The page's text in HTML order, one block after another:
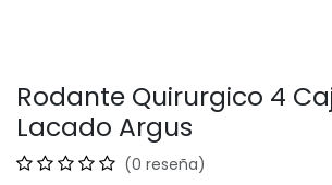
Rodante Quirurgico 4
Lacado Argus
(0 reseña)